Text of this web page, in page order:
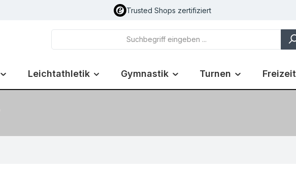
Trusted Shops zertifiziert
Leichtathletik Gymnastik Turnen Freizeit